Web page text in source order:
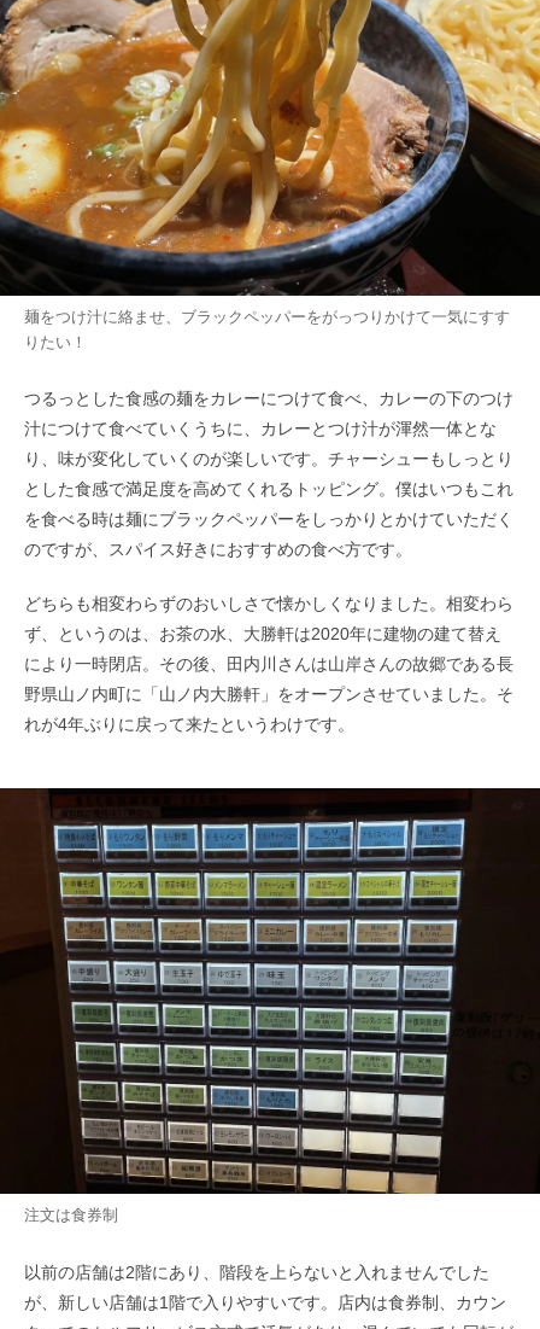
麺をつけ汁に絡ませ、ブラックペッパーをがっつりかけて一気にすす
りたい！
つるっとした食感の麺をカレーにつけて食べ、カレーの下のつけ
汁につけて食べていくうちに、カレーとつけ汁が渾然一体とな
り、味が変化していくのが楽しいです。チャーシューもしっとり
とした食感で満足度を高めてくれるトッピング。僕はいつもこれ
を食べる時は麺にブラックペッパーをしっかりとかけていただく
のですが、スパイス好きにおすすめの食べ方です。
どちらも相変わらずのおいしさで懐かしくなりました。相変わら
ず、というのは、お茶の水、大勝軒は2020年に建物の建て替え
により一時閉店。その後、田内川さんは山岸さんの故郷である長
野県山ノ内町に「山ノ内大勝軒」をオープンさせていました。そ
れが4年ぶりに戻って来たというわけです。
注文は食券制
以前の店舗は2階にあり、階段を上らないと入れませんでした
が、新しい店舗は1階で入りやすいです。店内は食券制、カウン